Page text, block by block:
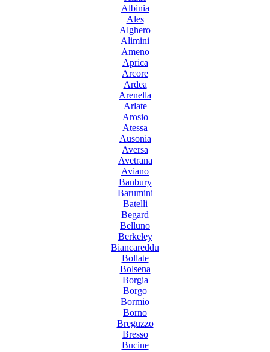
Albinia
Ales
Alghero
Alimini
Ameno
Aprica
Arcore
Ardea
Arenella
Arlate
Arosio
Atessa
Ausonia
Aversa
Avetrana
Aviano
Banbury
Barumini
Batelli
Begard
Belluno
Berkeley
Biancareddu
Bollate
Bolsena
Borgia
Borgo
Bormio
Borno
Breguzzo
Bresso
Bucine